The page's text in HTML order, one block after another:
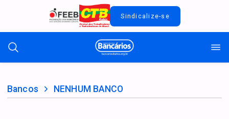
Sindicalize-se
Bancos NENHUM BANCO